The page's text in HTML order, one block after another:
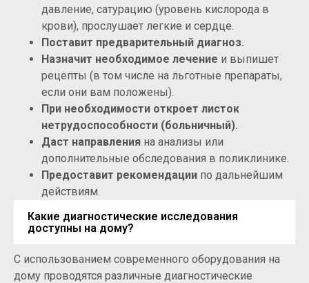
давление, сатурацию (уровень кислорода в
крови), прослушает легкие и сердце.
Поставит предварительный диагноз.
Назначит необходимое лечение и выпишет
рецепты (в том числе на льготные препараты,
если они вам положены).
При необходимости откроет листок
нетрудоспособности (больничный).
Даст направления на анализы или
дополнительные обследования в поликлинике.
Предоставит рекомендации по дальнейшим
действиям.
Какие диагностические исследования
доступны на дому?
С использованием современного оборудования на
дому проводятся различные диагностические